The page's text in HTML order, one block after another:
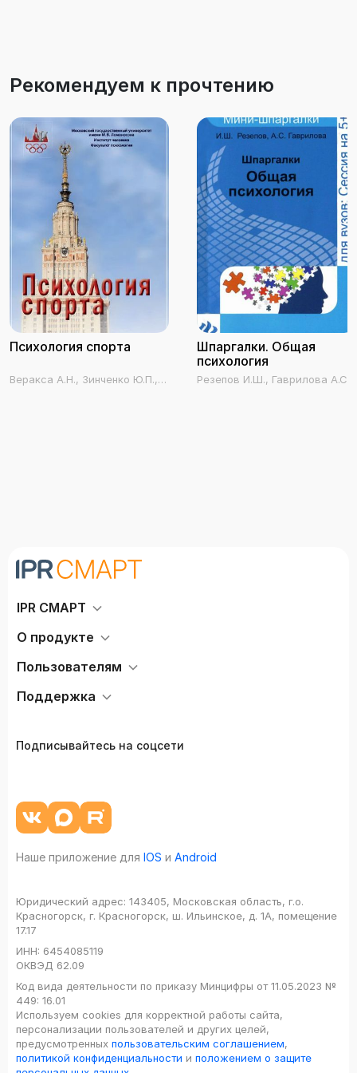
Рекомендуем к прочтению
Психология спорта
Веракса А.Н., Зинченко Ю.П.,
Шпаргалки. Общая
психология
Резепов И.Ш., Гаврилова А.С.
IPR СМАРТ
О продукте
Пользователям
Поддержка
Подписывайтесь на соцсети
Наше приложение для IOS и Android
Юридический адрес: 143405, Московская область, г.о.
Красногорск, г. Красногорск, ш. Ильинское, д. 1А, помещение
17.17
ИНН: 6454085119
ОКВЭД 62.09
Код вида деятельности по приказу Минцифры от 11.05.2023 №
449: 16.01
Используем cookies для корректной работы сайта,
персонализации пользователей и других целей,
предусмотренных пользовательским соглашением,
политикой конфиденциальности и положением о защите